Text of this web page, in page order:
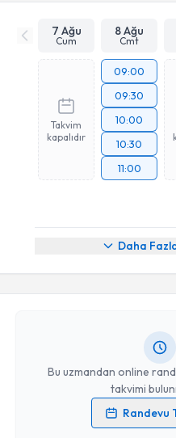
7 Ağu
Cum
8 Ağu
Cmt
Takvim
kapalıdır
09:00
09:30
10:00
10:30
11:00
Daha
Bu uzmandan online
takvimi
Randevu
Randevu Takvimi Talebi
Kişisel verilerimin işlenmesine